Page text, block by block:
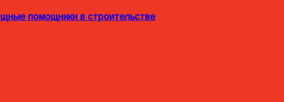
помощники в строительстве